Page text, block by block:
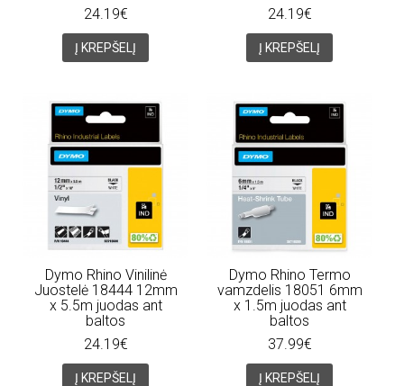
24.19€
Į KREPŠELĮ
24.19€
Į KREPŠELĮ
Dymo Rhino Vinilinė
Juostelė 18444 12mm
x 5.5m juodas ant
baltos
24.19€
Į KREPŠELĮ
Dymo Rhino Termo
vamzdelis 18051 6mm
x 1.5m juodas ant
baltos
37.99€
Į KREPŠELĮ